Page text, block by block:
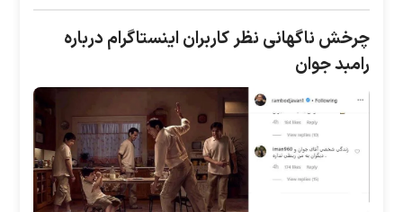
چرخش ناگهانی نظر کاربران اینستاگرام درباره
رامبد جوان